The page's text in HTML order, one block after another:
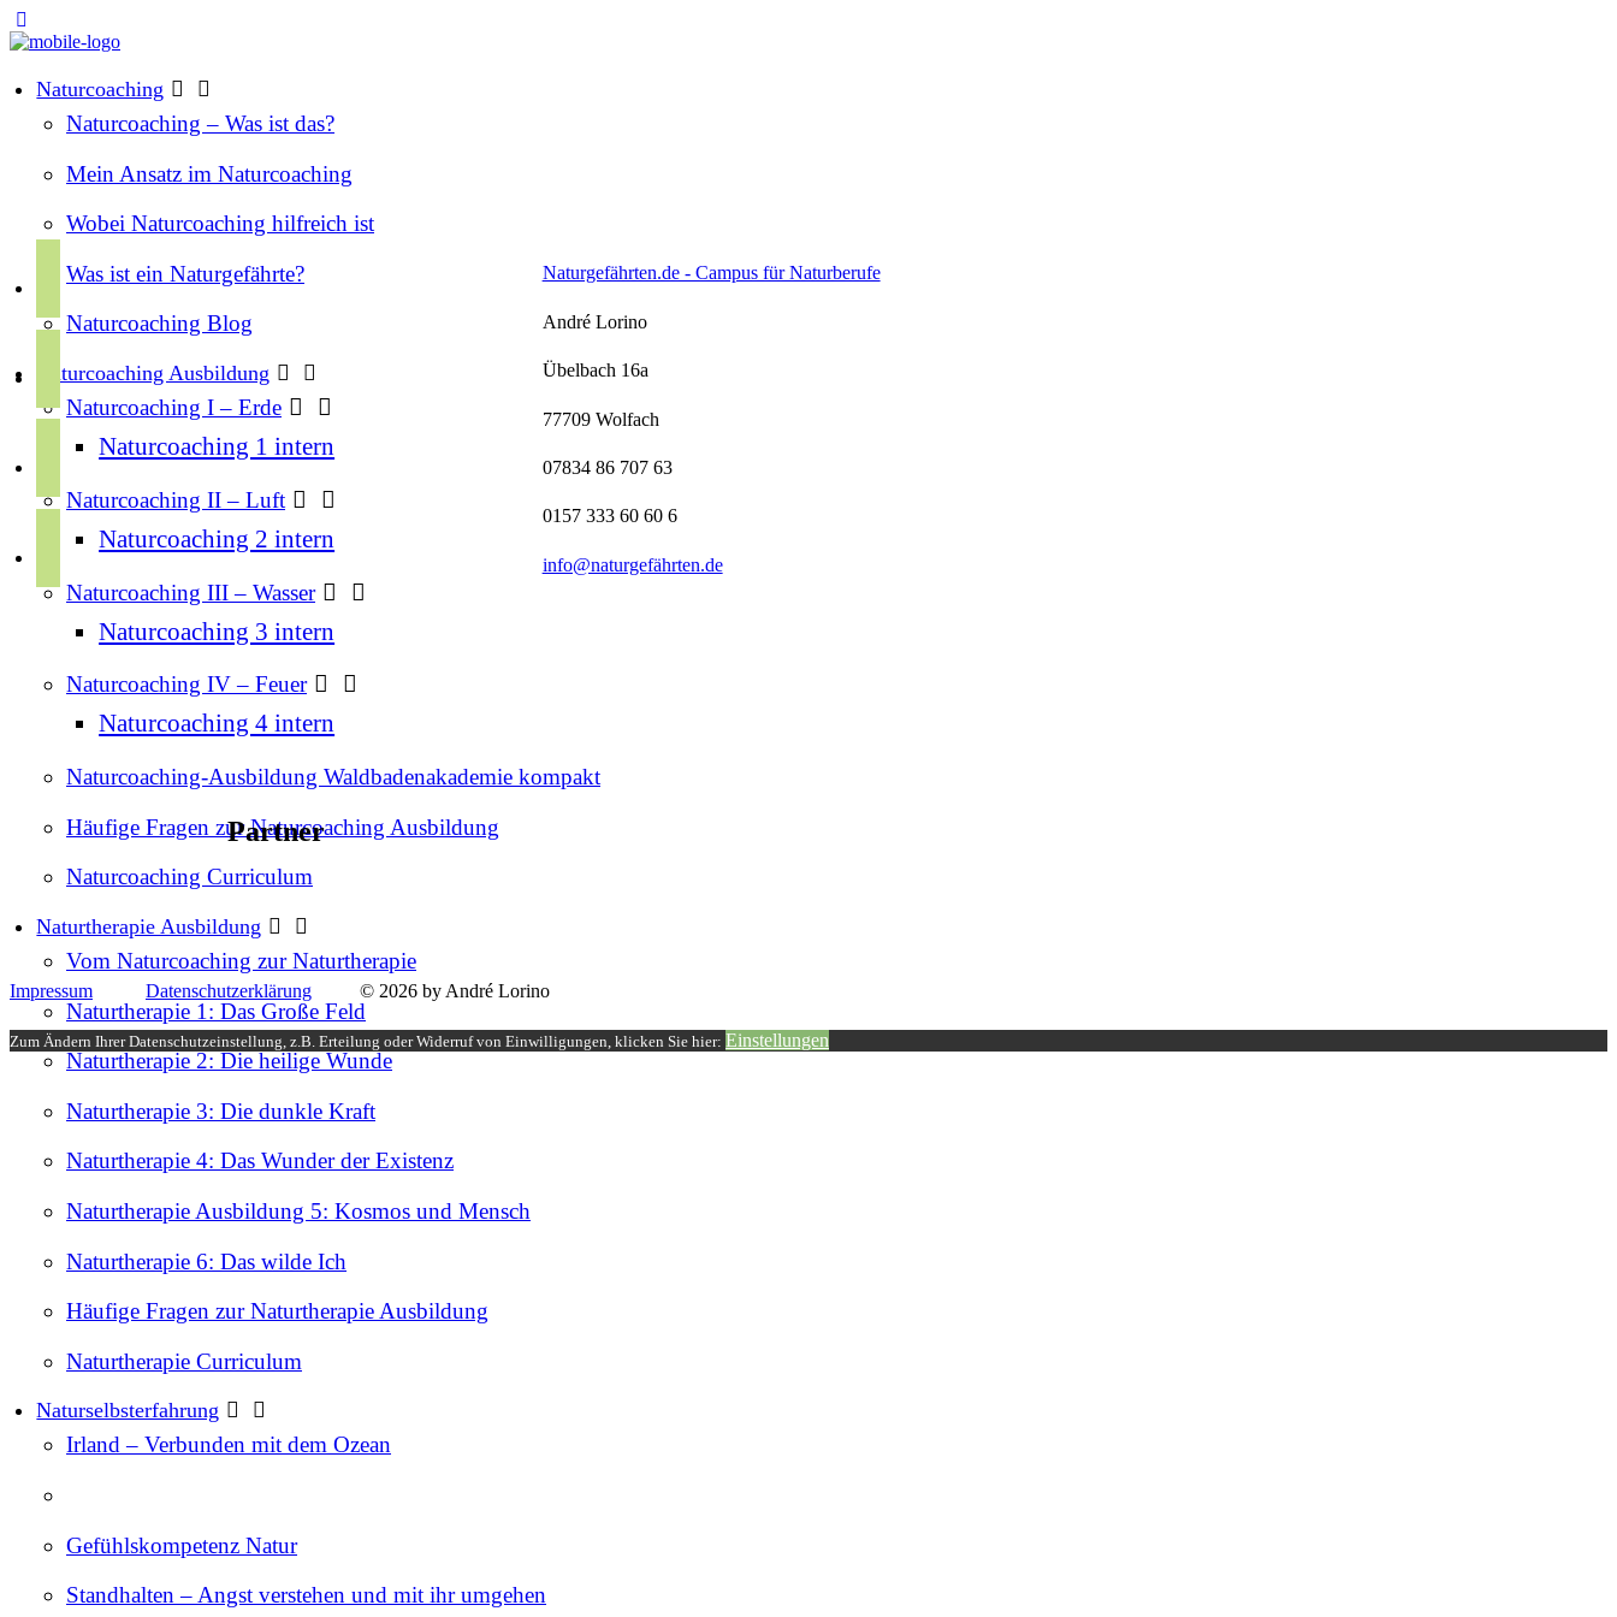
Naturcoaching
Naturcoaching – Was ist das?
Mein Ansatz im Naturcoaching
Wobei Naturcoaching hilfreich ist
Was ist ein Naturgefährte?
Naturcoaching Blog
Naturcoaching Ausbildung
Naturcoaching I – Erde
Naturcoaching 1 intern
Naturcoaching II – Luft
Naturcoaching 2 intern
Naturcoaching III – Wasser
Naturcoaching 3 intern
Naturcoaching IV – Feuer
Naturcoaching 4 intern
Naturcoaching-Ausbildung Waldbadenakademie kompakt
Häufige Fragen zur Naturcoaching Ausbildung
Naturcoaching Curriculum
Naturtherapie Ausbildung
Vom Naturcoaching zur Naturtherapie
Naturtherapie 1: Das Große Feld
Naturtherapie 2: Die heilige Wunde
Naturtherapie 3: Die dunkle Kraft
Naturtherapie 4: Das Wunder der Existenz
Naturtherapie Ausbildung 5: Kosmos und Mensch
Naturtherapie 6: Das wilde Ich
Häufige Fragen zur Naturtherapie Ausbildung
Naturtherapie Curriculum
Naturselbsterfahrung
Irland – Verbunden mit dem Ozean
Gefühlskompetenz Natur
Standhalten – Angst verstehen und mit ihr umgehen
c
o
k
s
g
a
u
b
o
Partner
Naturgefährten.de - Campus für Naturberufe
André Lorino
Übelbach 16a
77709 Wolfach
07834 86 707 63
0157 333 60 60 6
info@naturgefährten.de
Impressum Datenschutzerklärung © 2026 by André Lorino
Zum Ändern Ihrer Datenschutzeinstellung, z.B. Erteilung oder Widerruf von Einwilligungen, klicken Sie hier: Einstellungen